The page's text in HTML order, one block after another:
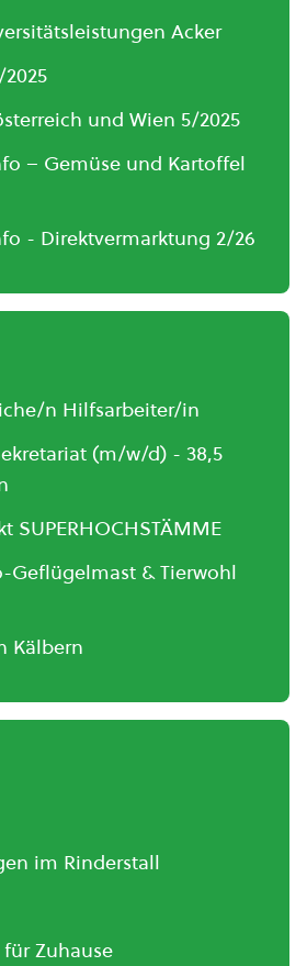
Acker
und Wien 5/2025
– Gemüse und Kartoffel
- Direktvermarktung 2/26
n Hilfsarbeiter/in
(m/w/d) - 38,5
SUPERHOCHSTÄMME
Geflügelmast & Tierwohl
Kälbern
im Rinderstall
Zuhause